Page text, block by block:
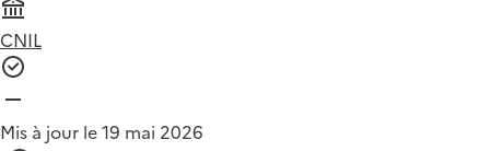
CNIL
Mis à jour le 19 mai 2026